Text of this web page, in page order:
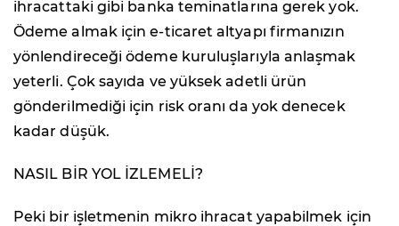
ihracattaki gibi banka teminatlarına gerek yok.
Ödeme almak için e-ticaret altyapı firmanızın
yönlendireceği ödeme kuruluşlarıyla anlaşmak
yeterli. Çok sayıda ve yüksek adetli ürün
gönderilmediği için risk oranı da yok denecek
kadar düşük.
NASIL BİR YOL İZLEMELİ?
Peki bir işletmenin mikro ihracat yapabilmek için